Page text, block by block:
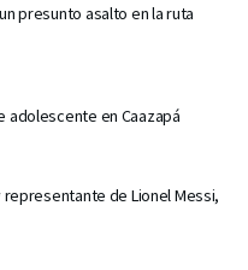
presunto asalto en la ruta
adolescente en Caazapá
de Lionel Messi,